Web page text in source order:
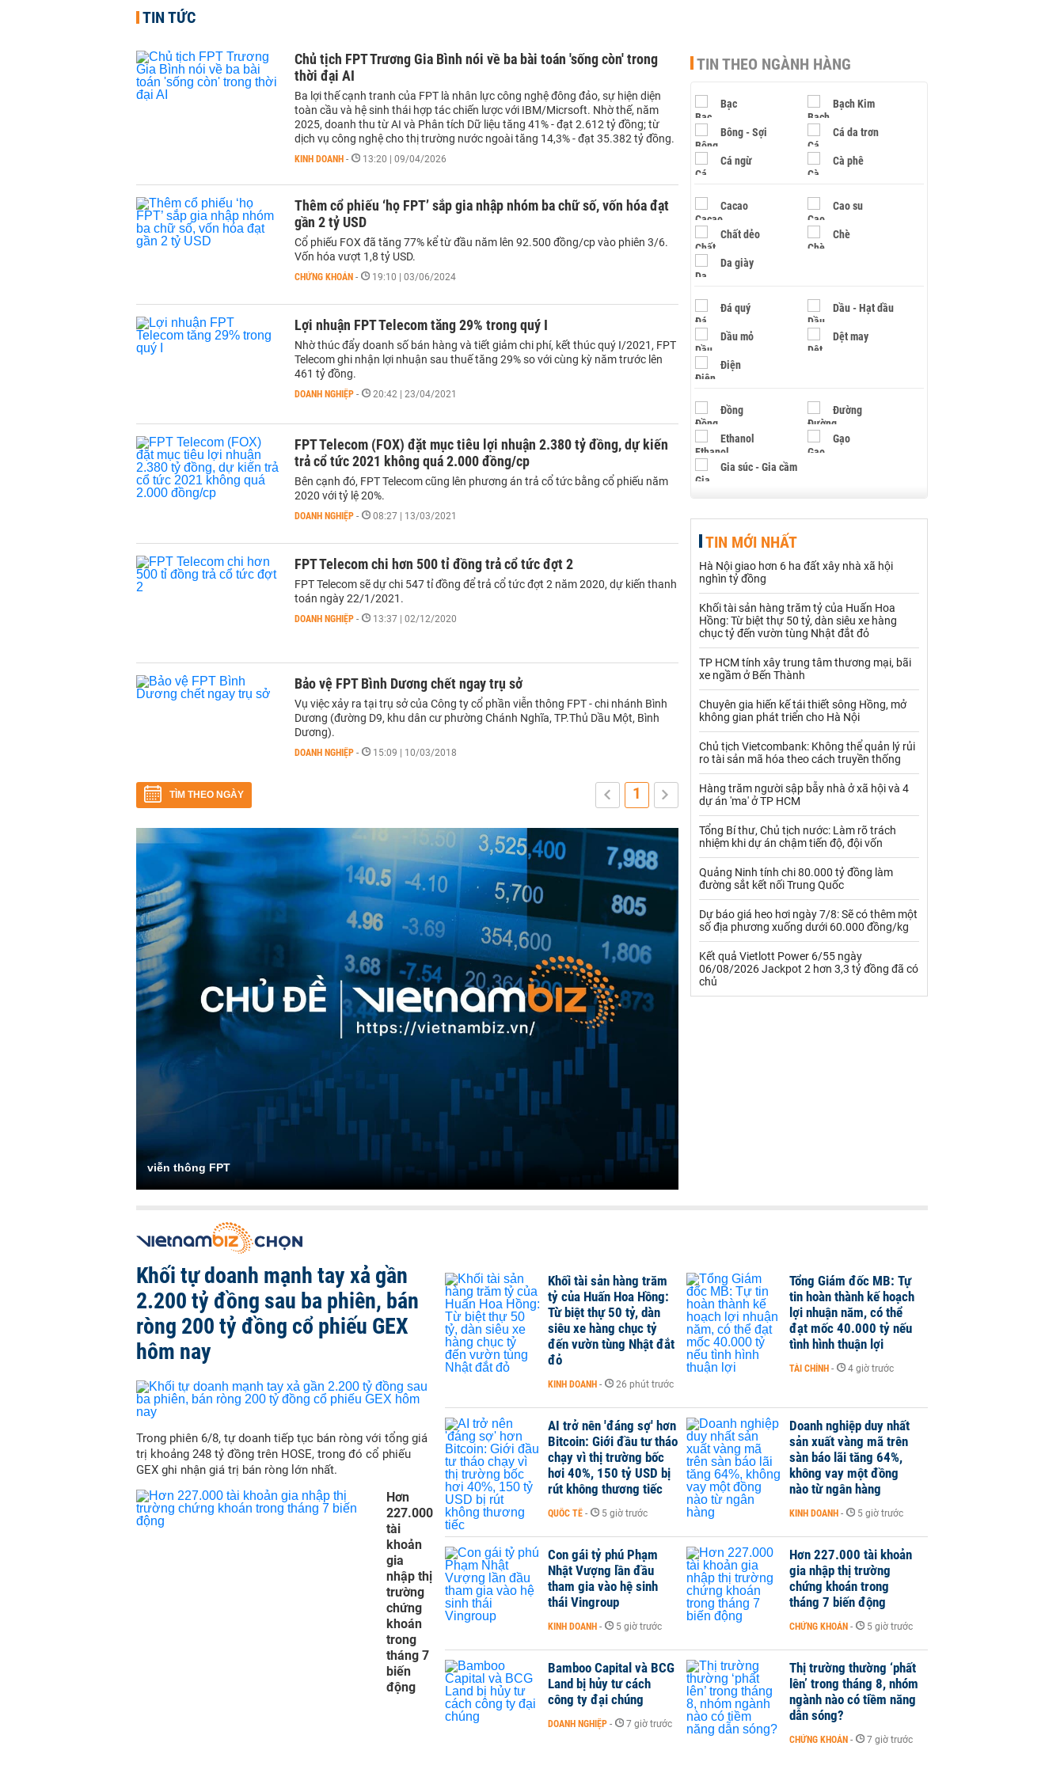
TIN TỨC
Chủ tịch FPT Trương Gia Bình nói về ba bài toán 'sống còn' trong
thời đại AI
Ba lợi thế cạnh tranh của FPT là nhân lực công nghệ đông đảo, sự hiện diện
toàn cầu và hệ sinh thái hợp tác chiến lược với IBM/Micrsoft. Nhờ thế, năm
2025, doanh thu từ AI và Phân tích Dữ liệu tăng 41% - đạt 2.612 tỷ đồng; từ
dịch vụ công nghệ cho thị trường nước ngoài tăng 14,3% - đạt 35.382 tỷ đồng.
KINH DOANH - 13:20 | 09/04/2026
Thêm cổ phiếu ‘họ FPT’ sắp gia nhập nhóm ba chữ số, vốn hóa đạt
gần 2 tỷ USD
Cổ phiếu FOX đã tăng 77% kể từ đầu năm lên 92.500 đồng/cp vào phiên 3/6.
Vốn hóa vượt 1,8 tỷ USD.
CHỨNG KHOÁN - 19:10 | 03/06/2024
Lợi nhuận FPT Telecom tăng 29% trong quý I
Nhờ thúc đẩy doanh số bán hàng và tiết giảm chi phí, kết thúc quý I/2021, FPT
Telecom ghi nhận lợi nhuận sau thuế tăng 29% so với cùng kỳ năm trước lên
461 tỷ đồng.
DOANH NGHIỆP - 20:42 | 23/04/2021
FPT Telecom (FOX) đặt mục tiêu lợi nhuận 2.380 tỷ đồng, dự kiến
trả cổ tức 2021 không quá 2.000 đồng/cp
Bên cạnh đó, FPT Telecom cũng lên phương án trả cổ tức bằng cổ phiếu năm
2020 với tỷ lệ 20%.
DOANH NGHIỆP - 08:27 | 13/03/2021
FPT Telecom chi hơn 500 tỉ đồng trả cổ tức đợt 2
FPT Telecom sẽ dự chi 547 tỉ đồng để trả cổ tức đợt 2 năm 2020, dự kiến thanh
toán ngày 22/1/2021.
DOANH NGHIỆP - 13:37 | 02/12/2020
Bảo vệ FPT Bình Dương chết ngay trụ sở
Vụ việc xảy ra tại trụ sở của Công ty cổ phần viễn thông FPT - chi nhánh Bình
Dương (đường D9, khu dân cư phường Chánh Nghĩa, TP.Thủ Dầu Một, Bình
Dương).
DOANH NGHIỆP - 15:09 | 10/03/2018
TÌM THEO NGÀY 1
viễn thông FPT
TIN THEO NGÀNH HÀNG
Bạc Bạch Kim
Bông - Sợi Cá da trơn
Cá ngừ Cà phê
Cacao Cao su
Chất dẻo Chè
Da giày
Đá quý Dầu - Hạt dầu
Dầu mỏ Dệt may
Điện
Đồng Đường
Ethanol Gạo
Gia súc - Gia cầm
Hạt điều
Khí đốt
Kim loại khác Mắc ca
Muối
Nhựa - Hạt nhựa
Palladium Phân bón
Rau - Củ -Quả Sắt thép
Sữa
Than Thức ăn chăn nuôi
Thủy hải sản khác Tôm
Vàng
VLXD khác Xăng dầu
Xi măng - Clynker
TIN MỚI NHẤT
Hà Nội giao hơn 6 ha đất xây nhà xã hội
nghìn tỷ đồng
Khối tài sản hàng trăm tỷ của Huấn Hoa
Hồng: Từ biệt thự 50 tỷ, dàn siêu xe hàng
chục tỷ đến vườn tùng Nhật đắt đỏ
TP HCM tính xây trung tâm thương mại, bãi
xe ngầm ở Bến Thành
Chuyên gia hiến kế tái thiết sông Hồng, mở
không gian phát triển cho Hà Nội
Chủ tịch Vietcombank: Không thể quản lý rủi
ro tài sản mã hóa theo cách truyền thống
Hàng trăm người sập bẫy nhà ở xã hội và 4
dự án 'ma' ở TP HCM
Tổng Bí thư, Chủ tịch nước: Làm rõ trách
nhiệm khi dự án chậm tiến độ, đội vốn
Quảng Ninh tính chi 80.000 tỷ đồng làm
đường sắt kết nối Trung Quốc
Dự báo giá heo hơi ngày 7/8: Sẽ có thêm một
số địa phương xuống dưới 60.000 đồng/kg
Kết quả Vietlott Power 6/55 ngày
06/08/2026 Jackpot 2 hơn 3,3 tỷ đồng đã có
chủ
Khối tự doanh mạnh tay xả gần
2.200 tỷ đồng sau ba phiên, bán
ròng 200 tỷ đồng cổ phiếu GEX
hôm nay
Trong phiên 6/8, tự doanh tiếp tục bán ròng với tổng giá
trị khoảng 248 tỷ đồng trên HOSE, trong đó cổ phiếu
GEX ghi nhận giá trị bán ròng lớn nhất.
Hơn
227.000
tài
khoản
gia
nhập thị
trường
chứng
khoán
trong
tháng 7
biến
động
Khối tài sản hàng trăm
tỷ của Huấn Hoa Hồng:
Từ biệt thự 50 tỷ, dàn
siêu xe hàng chục tỷ
đến vườn tùng Nhật đắt
đỏ
KINH DOANH - 26 phút trước
Tổng Giám đốc MB: Tự
tin hoàn thành kế hoạch
lợi nhuận năm, có thể
đạt mốc 40.000 tỷ nếu
tình hình thuận lợi
TÀI CHÍNH - 4 giờ trước
AI trở nên 'đáng sợ' hơn
Bitcoin: Giới đầu tư tháo
chạy vì thị trường bốc
hơi 40%, 150 tỷ USD bị
rút không thương tiếc
QUỐC TẾ - 5 giờ trước
Doanh nghiệp duy nhất
sản xuất vàng mã trên
sàn báo lãi tăng 64%,
không vay một đồng
nào từ ngân hàng
KINH DOANH - 5 giờ trước
Con gái tỷ phú Phạm
Nhật Vượng lần đầu
tham gia vào hệ sinh
thái Vingroup
KINH DOANH - 5 giờ trước
Hơn 227.000 tài khoản
gia nhập thị trường
chứng khoán trong
tháng 7 biến động
CHỨNG KHOÁN - 5 giờ trước
Bamboo Capital và BCG
Land bị hủy tư cách
công ty đại chúng
DOANH NGHIỆP - 7 giờ trước
Thị trường thường ‘phất
lên’ trong tháng 8, nhóm
ngành nào có tiềm năng
dẫn sóng?
CHỨNG KHOÁN - 7 giờ trước